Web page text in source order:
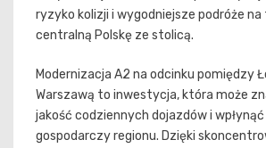
ryzyko kolizji i wygodniejsze podróże na
centralną Polskę ze stolicą.
Modernizacja A2 na odcinku pomiędzy
Warszawą to inwestycja, która może
jakość codziennych dojazdów i
gospodarczy regionu. Dzięki